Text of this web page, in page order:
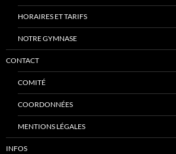
HORAIRES ET TARIFS
NOTRE GYMNASE
CONTACT
COMITÉ
COORDONNÉES
MENTIONS LÉGALES
INFOS